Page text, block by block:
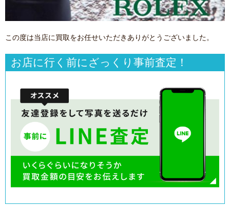
この度は当店に買取をお任せいただきありがとうございました。
お店に行く前にざっくり事前査定！